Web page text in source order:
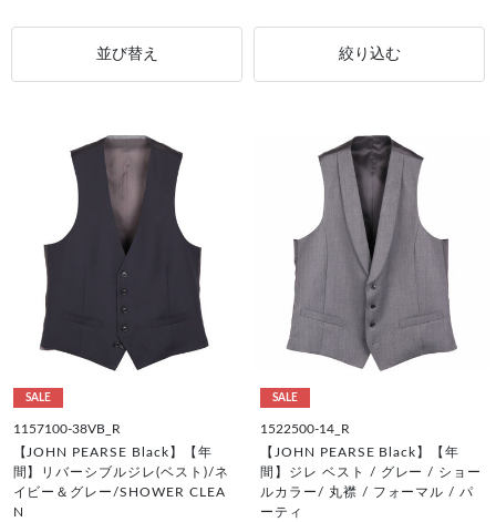
並び替え 絞り込む
SALE
1157100-38VB_R
【JOHN PEARSE Black】【年
間】リバーシブルジレ(ベスト)/ネ
イビー＆グレー/SHOWER CLEA
N
SALE
1522500-14_R
【JOHN PEARSE Black】【年
間】ジレ ベスト / グレー / ショー
ルカラー/ 丸襟 / フォーマル / パ
ーティ